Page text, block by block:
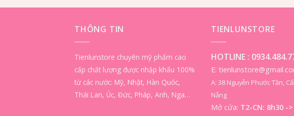
THÔNG TIN
Tienlunstore chuyên mỹ phẩm cao
cấp chất lượng được nhập khẩu 100%
từ các nước: Mỹ, Nhật, Hàn Quốc,
Thái Lan, Úc, Đức, Pháp, Anh, Nga…
TIENLUNSTORE
HOTLINE :
E:
A: 38 Nguyễn Phước Tần,
Nẵng
Mở cửa: T2-CN: 8h30 -